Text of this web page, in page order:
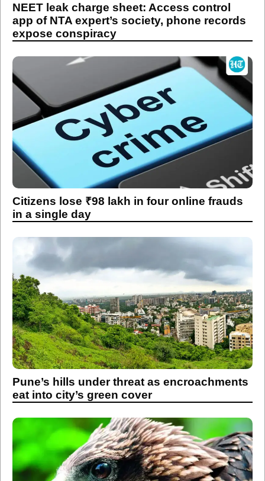
NEET leak charge sheet: Access control
app of NTA expert’s society, phone records
expose conspiracy
Citizens lose ₹98 lakh in four online frauds
in a single day
Pune’s hills under threat as encroachments
eat into city’s green cover